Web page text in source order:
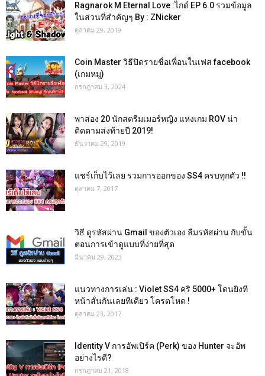
Ragnarok M Eternal Love :ไกด์ EP 6.0 รวมข้อมูล
ในส่วนที่สำคัญๆ By : ZNicker
ตุลาคม 29, 2019
Coin Master วิธีปิดรายชื่อเพื่อนในเฟส facebook
(เกมหมู)
กรกฎาคม 3, 2024
พาส่อง 20 นักสตรีมเมอร์หญิง แห่งเกม ROV น่า
ติดตามส่งท้ายปี 2019!
ธันวาคม 29, 2019
แชร์เก็บไว้เลย รวมการออกของ SS4 ครบทุกตัว !!
ตุลาคม 7, 2017
วิธี ดูรหัสผ่าน Gmail ของตัวเอง ลืมรหัสผ่าน กับขั้น
ตอนการเข้าดูแบบที่ง่ายที่สุด
มีนาคม 29, 2023
แนวทางการเล่น : Violet SS4 คริ 5000+ โดนยิงที
หน้าสั่นกันเลยทีเดียว โครตโหด !
ตุลาคม 23, 2017
Identity V การอัพเปิร์ค (Perk) ของ Hunter จะอัพ
อย่างไรดี?
กรกฎาคม 21, 2018